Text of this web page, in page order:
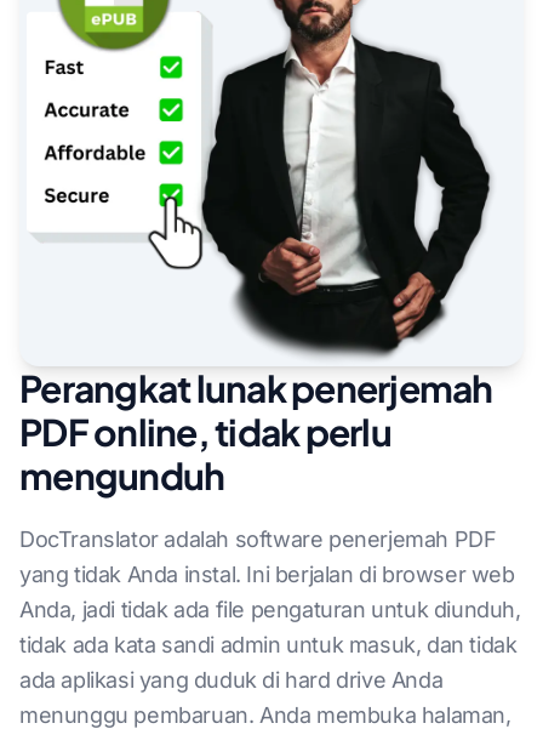
Perangkat lunak penerjemah
PDF online, tidak perlu
mengunduh
DocTranslator adalah software penerjemah PDF
yang tidak Anda instal. Ini berjalan di browser web
Anda, jadi tidak ada file pengaturan untuk diunduh,
tidak ada kata sandi admin untuk masuk, dan tidak
ada aplikasi yang duduk di hard drive Anda
menunggu pembaruan. Anda membuka halaman,